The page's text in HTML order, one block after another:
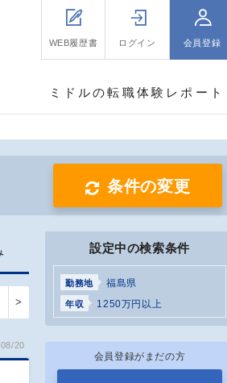
WEB履歴書 ログイン 会員登録
ミドルの転職体験レポート
条件の変更
>
20
設定中の検索条件
勤務地 福島県
年収 1250万円以上
会員登録がまだの方